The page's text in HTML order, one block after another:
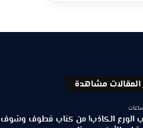
المقالات مشاهدة
الورع الكاذب! من كتاب قطوف وشوف